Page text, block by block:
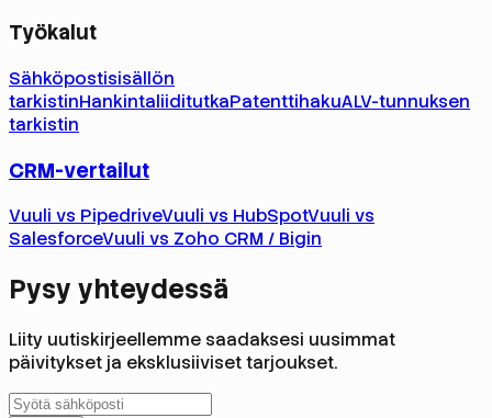
Työkalut
Sähköpostisisällön
tarkistinHankintaliiditutkaPatenttihakuALV-tunnuksen
tarkistin
CRM-vertailut
Vuuli vs PipedriveVuuli vs HubSpotVuuli vs
SalesforceVuuli vs Zoho CRM / Bigin
Pysy yhteydessä
Liity uutiskirjeellemme saadaksesi uusimmat
päivitykset ja eksklusiiviset tarjoukset.